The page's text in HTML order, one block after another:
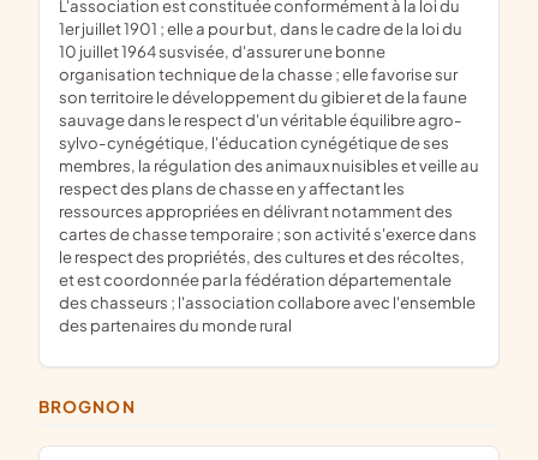
L'association est constituée conformément à la loi du
1er juillet 1901 ; elle a pour but, dans le cadre de la loi du
10 juillet 1964 susvisée, d'assurer une bonne
organisation technique de la chasse ; elle favorise sur
son territoire le développement du gibier et de la faune
sauvage dans le respect d'un véritable équilibre agro-
sylvo-cynégétique, l'éducation cynégétique de ses
membres, la régulation des animaux nuisibles et veille au
respect des plans de chasse en y affectant les
ressources appropriées en délivrant notamment des
cartes de chasse temporaire ; son activité s'exerce dans
le respect des propriétés, des cultures et des récoltes,
et est coordonnée par la fédération départementale
des chasseurs ; l'association collabore avec l'ensemble
des partenaires du monde rural
BROGNON